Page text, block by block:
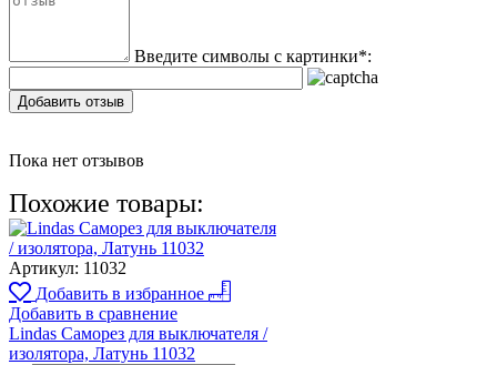
Введите символы с картинки*:
Добавить отзыв
Пока нет отзывов
Похожие товары:
Артикул: 11032
Добавить в избранное
Добавить в сравнение
Lindas Саморез для выключателя /
изолятора, Латунь 11032